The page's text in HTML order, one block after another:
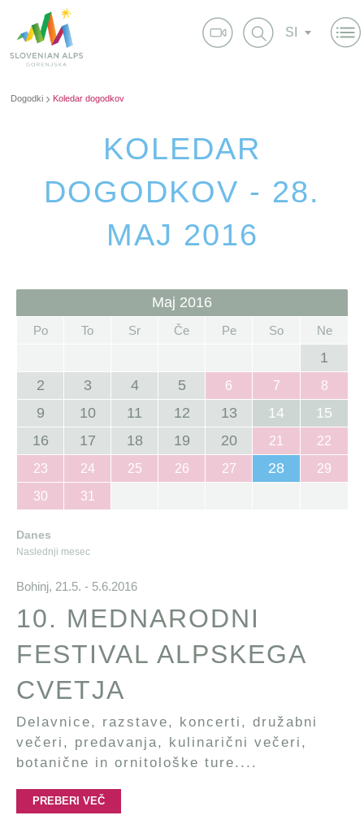
SI
Dogodki Koledar dogodkov
KOLEDAR
DOGODKOV - 28.
MAJ 2016
Maj 2016
Po To Sr Če Pe So Ne
1
2
3 4 5 6 7 8
9 10 11 12 13 14
15
16
17 18 19 20 21
22
23
24 25 26 27 28
29
30
31
Danes
Naslednji mesec
Bohinj, 21.5. - 5.6.2016
10. MEDNARODNI
FESTIVAL ALPSKEGA
CVETJA
Delavnice, razstave, koncerti, družabni
večeri, predavanja, kulinarični večeri,
botanične in ornitološke ture....
PREBERI VEČ